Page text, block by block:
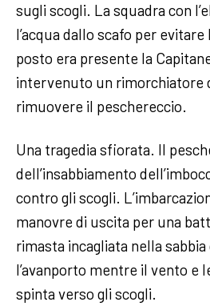
sugli scogli. La squadra con
l’acqua dallo scafo per
posto era presente la
intervenuto un rimorchiatore
rimuovere il peschereccio.
Una tragedia sfiorata. Il
dell’insabbiamento
contro gli scogli.
manovre di uscita per una
rimasta incagliata nella
l’avanporto mentre il vento e
spinta verso gli scogli.